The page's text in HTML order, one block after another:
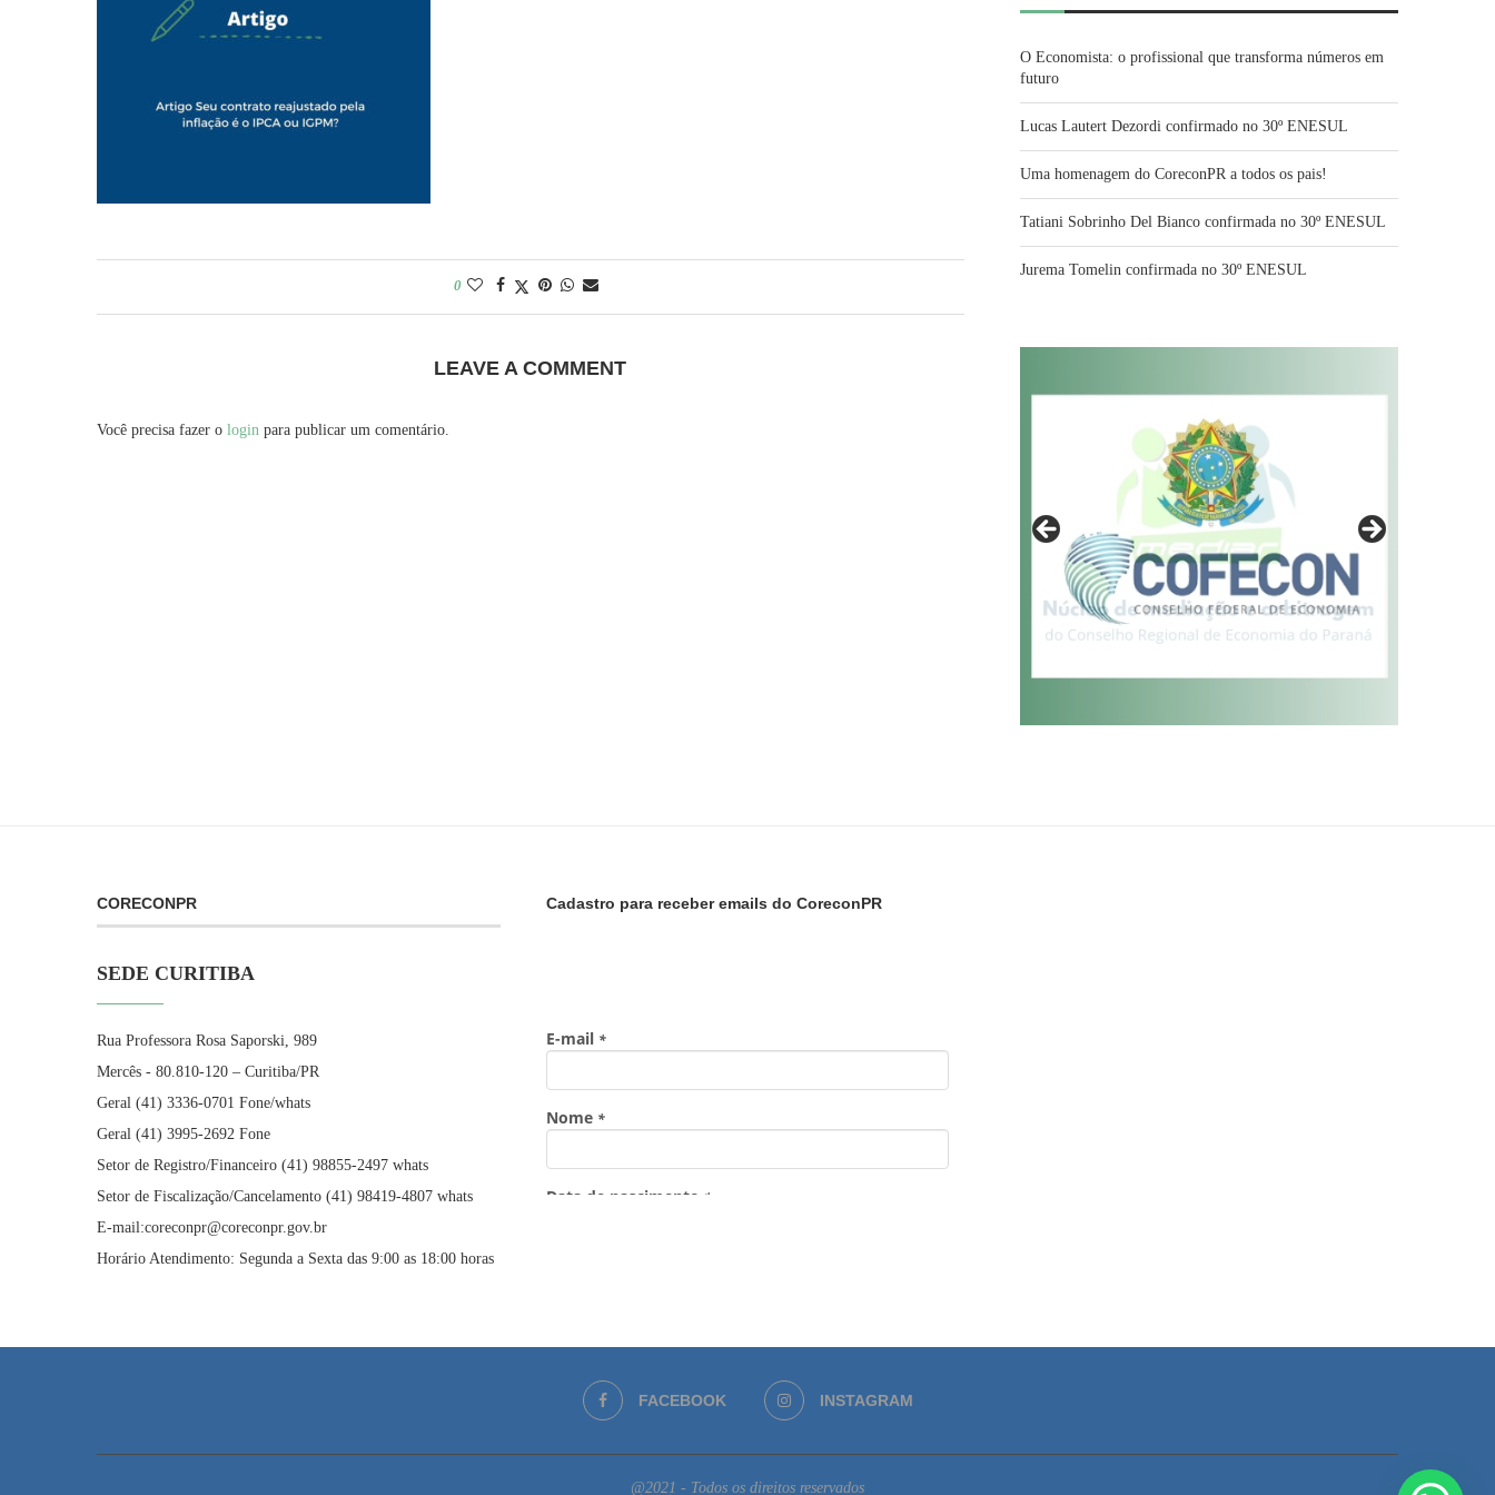
0
LEAVE A COMMENT
Você precisa fazer o login para publicar um comentário.
O Economista: o profissional que transforma números em
futuro
Lucas Lautert Dezordi confirmado no 30º ENESUL
Uma homenagem do CoreconPR a todos os pais!
Tatiani Sobrinho Del Bianco confirmada no 30º ENESUL
Jurema Tomelin confirmada no 30º ENESUL
CORECONPR
SEDE CURITIBA
Rua Professora Rosa Saporski, 989
Mercês - 80.810-120 – Curitiba/PR
Geral (41) 3336-0701 Fone/whats
Geral (41) 3995-2692 Fone
Setor de Registro/Financeiro (41) 98855-2497 whats
Setor de Fiscalização/Cancelamento (41) 98419-4807 whats
E-mail:coreconpr@coreconpr.gov.br
Horário Atendimento: Segunda a Sexta das 9:00 as 18:00 horas
Cadastro para receber emails do CoreconPR
FACEBOOK INSTAGRAM
@2021 - Todos os direitos reservados